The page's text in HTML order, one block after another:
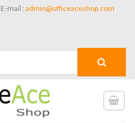
E-mail : admin@officeaceshop.com